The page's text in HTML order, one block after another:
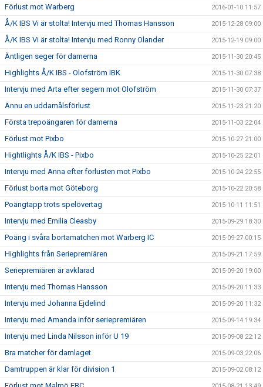
Förlust mot Warberg 2016-01-10 11:57
Å/K IBS Vi är stolta! Intervju med Thomas Hansson 2015-12-28 09:00
Å/K IBS Vi är stolta! Intervju med Ronny Olander 2015-12-19 09:00
Äntligen seger för damerna 2015-11-30 20:45
Highlights Å/K IBS - Olofström IBK 2015-11-30 07:38
Intervju med Arta efter segern mot Olofström 2015-11-30 07:37
Ännu en uddamålsförlust 2015-11-23 21:20
Första trepoängaren för damerna 2015-11-03 22:04
Förlust mot Pixbo 2015-10-27 21:00
Hightlights Å/K IBS - Pixbo 2015-10-25 22:01
Intervju med Anna efter förlusten mot Pixbo 2015-10-24 22:55
Förlust borta mot Göteborg 2015-10-22 20:58
Poängtapp trots spelövertag 2015-10-11 11:51
Intervju med Emilia Cleasby 2015-09-29 18:30
Poäng i svåra bortamatchen mot Warberg IC 2015-09-27 00:15
Highlights från Seriepremiären 2015-09-21 17:59
Seriepremiären är avklarad 2015-09-20 19:00
Intervju med Thomas Hansson 2015-09-20 11:33
Intervju med Johanna Ejdelind 2015-09-20 11:32
Intervju med Amanda inför seriepremiären 2015-09-14 19:34
Intervju med Linda Nilsson inför U 19 2015-09-08 22:12
Bra matcher för damlaget 2015-09-03 22:06
Damtruppen är klar för division 1 2015-09-02 08:12